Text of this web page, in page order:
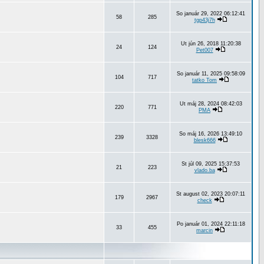
58 285
So január 29, 2022 06:12:41
tgp43j7h
24 124
Ut jún 26, 2018 11:20:38
Pet007
104 717
So január 11, 2025 09:58:09
tatko Tom
220 771
Ut máj 28, 2024 08:42:03
PMA
239 3328
So máj 16, 2026 13:49:10
blesk666
21 223
St júl 09, 2025 15:37:53
vlado.ba
179 2967
St august 02, 2023 20:07:11
check
33 455
Po január 01, 2024 22:11:18
marcin